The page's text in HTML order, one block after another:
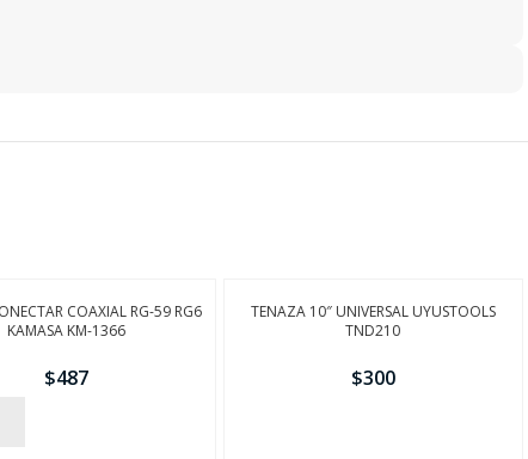
COAXIAL RG-59 RG6
KAMASA KM-1366
$487
TENAZA 10″ UNIVERSAL UYUSTOOLS
TND210
$300